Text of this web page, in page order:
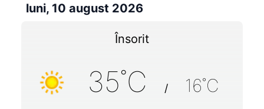
luni, 10 august 2026
Însorit
35˚C / 16˚C